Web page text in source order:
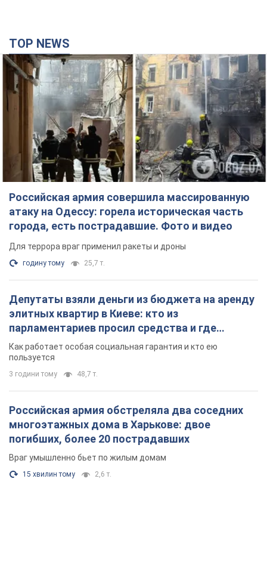
TOP NEWS
Российская армия совершила массированную
атаку на Одессу: горела историческая часть
города, есть пострадавшие. Фото и видео
Для террора враг применил ракеты и дроны
годину тому 25,7 т.
Депутаты взяли деньги из бюджета на аренду
элитных квартир в Киеве: кто из
парламентариев просил средства и где
поселился
Как работает особая социальная гарантия и кто ею
пользуется
3 години тому 48,7 т.
Российская армия обстреляла два соседних
многоэтажных дома в Харькове: двое
погибших, более 20 пострадавших
Враг умышленно бьет по жилым домам
15 хвилин тому 2,6 т.